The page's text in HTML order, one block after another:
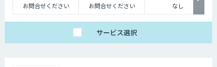
お問合せください
お問合せください なし
サービス選択